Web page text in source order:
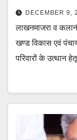
DECEMBER 9,
लाखनमाजरा व
खण्ड विकास एवं
परिवारों के उत्थान